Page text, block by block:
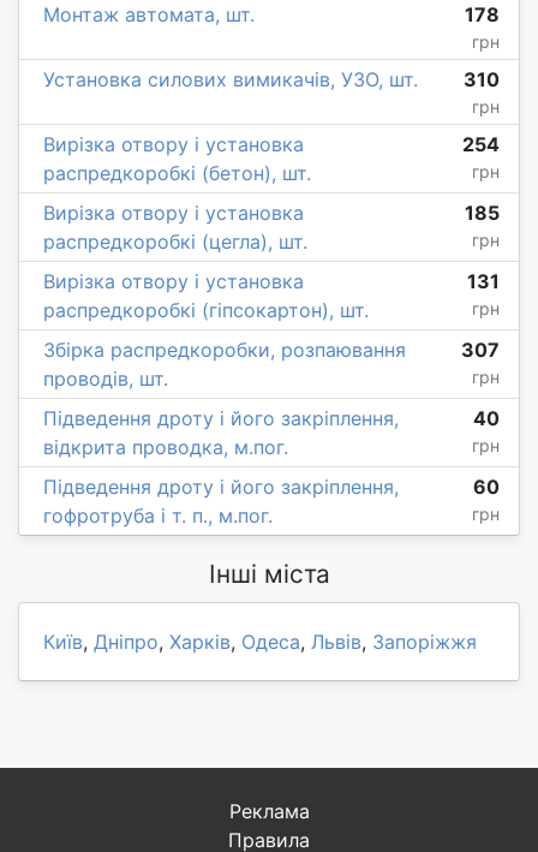
Монтаж автомата, шт. 178
грн
Установка силових вимикачів, УЗО, шт. 310
грн
Вирізка отвору і установка
распредкоробкі (бетон), шт.
254
грн
Вирізка отвору і установка
распредкоробкі (цегла), шт.
185
грн
Вирізка отвору і установка
распредкоробкі (гіпсокартон), шт.
131
грн
Збірка распредкоробки, розпаювання
проводів, шт.
307
грн
Підведення дроту і його закріплення,
відкрита проводка, м.пог.
40
грн
Підведення дроту і його закріплення,
гофротруба і т. п., м.пог.
60
грн
Інші міста
Київ, Дніпро, Харків, Одеса, Львів, Запоріжжя
Реклама
Правила